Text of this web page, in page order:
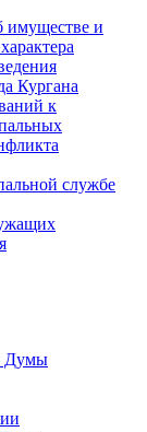
имуществе и
Кургана
к
службе
Думы